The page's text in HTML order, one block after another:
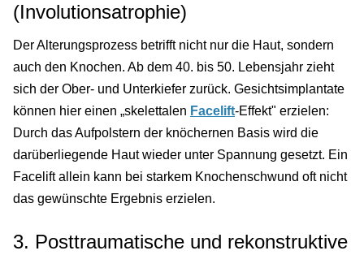
(Involutionsatrophie)
Der Alterungsprozess betrifft nicht nur die Haut, sondern
auch den Knochen. Ab dem 40. bis 50. Lebensjahr zieht
sich der Ober- und Unterkiefer zurück. Gesichtsimplantate
können hier einen „skelettalen Facelift-Effekt" erzielen:
Durch das Aufpolstern der knöchernen Basis wird die
darüberliegende Haut wieder unter Spannung gesetzt. Ein
Facelift allein kann bei starkem Knochenschwund oft nicht
das gewünschte Ergebnis erzielen.
3. Posttraumatische und rekonstruktive